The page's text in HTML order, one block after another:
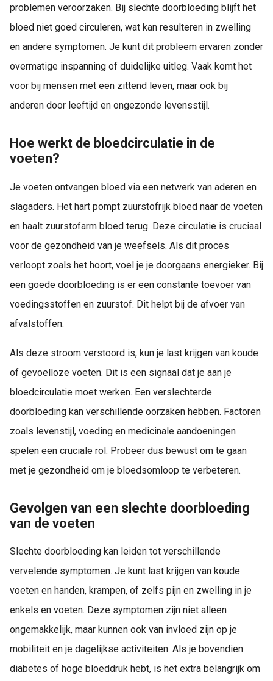
problemen veroorzaken. Bij slechte doorbloeding blijft het
bloed niet goed circuleren, wat kan resulteren in zwelling
en andere symptomen. Je kunt dit probleem ervaren zonder
overmatige inspanning of duidelijke uitleg. Vaak komt het
voor bij mensen met een zittend leven, maar ook bij
anderen door leeftijd en ongezonde levensstijl.
Hoe werkt de bloedcirculatie in de
voeten?
Je voeten ontvangen bloed via een netwerk van aderen en
slagaders. Het hart pompt zuurstofrijk bloed naar de voeten
en haalt zuurstofarm bloed terug. Deze circulatie is cruciaal
voor de gezondheid van je weefsels. Als dit proces
verloopt zoals het hoort, voel je je doorgaans energieker. Bij
een goede doorbloeding is er een constante toevoer van
voedingsstoffen en zuurstof. Dit helpt bij de afvoer van
afvalstoffen.
Als deze stroom verstoord is, kun je last krijgen van koude
of gevoelloze voeten. Dit is een signaal dat je aan je
bloedcirculatie moet werken. Een verslechterde
doorbloeding kan verschillende oorzaken hebben. Factoren
zoals levenstijl, voeding en medicinale aandoeningen
spelen een cruciale rol. Probeer dus bewust om te gaan
met je gezondheid om je bloedsomloop te verbeteren.
Gevolgen van een slechte doorbloeding
van de voeten
Slechte doorbloeding kan leiden tot verschillende
vervelende symptomen. Je kunt last krijgen van koude
voeten en handen, krampen, of zelfs pijn en zwelling in je
enkels en voeten. Deze symptomen zijn niet alleen
ongemakkelijk, maar kunnen ook van invloed zijn op je
mobiliteit en je dagelijkse activiteiten. Als je bovendien
diabetes of hoge bloeddruk hebt, is het extra belangrijk om